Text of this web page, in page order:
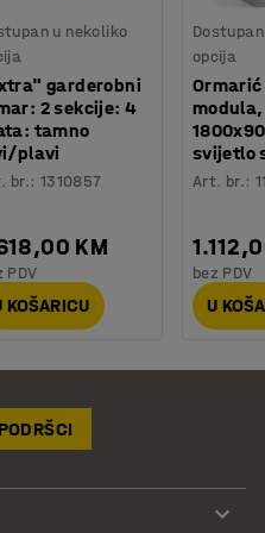
u nekoliko
garderobni
2 sekcije: 4
tamno
plavi
br.: 1310857
KM
PDV
KOŠARICU
opcija
Ormarić
svijetlo
Art. br.:
bez PDV
U